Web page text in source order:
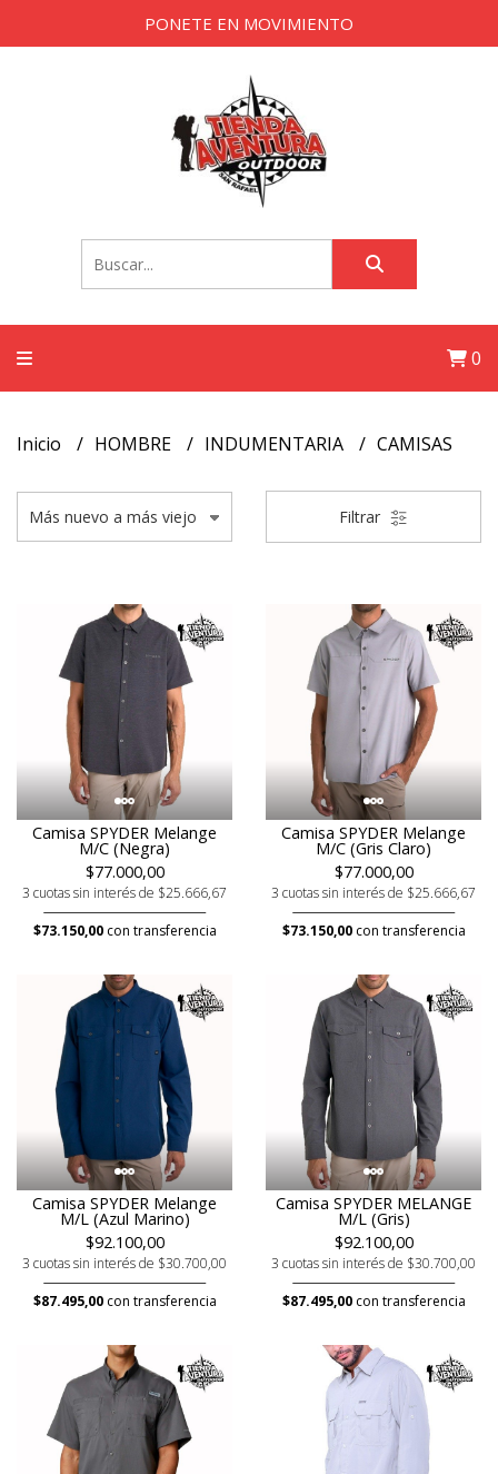
PONETE EN MOVIMIENTO
0
Inicio HOMBRE INDUMENTARIA CAMISAS
Filtrar
Camisa SPYDER Melange
M/C (Negra)
$77.000,00
3 cuotas sin interés de $25.666,67
$73.150,00con transferencia
Camisa SPYDER Melange
M/C (Gris Claro)
$77.000,00
3 cuotas sin interés de $25.666,67
$73.150,00con transferencia
Camisa SPYDER Melange
M/L (Azul Marino)
$92.100,00
3 cuotas sin interés de $30.700,00
$87.495,00con transferencia
Camisa SPYDER MELANGE
M/L (Gris)
$92.100,00
3 cuotas sin interés de $30.700,00
$87.495,00con transferencia